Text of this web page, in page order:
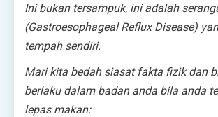
Ini bukan tersampuk, ini adalah
(Gastroesophageal Reflux Disease)
tempah sendiri.
Mari kita bedah siasat fakta fizik dan
berlaku dalam badan anda bila anda
lepas makan: